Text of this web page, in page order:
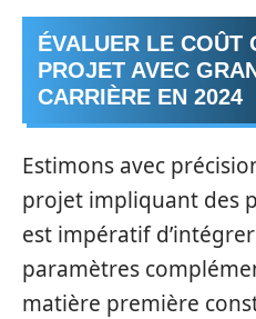
ÉVALUER LE COÛT
PROJET AVEC
CARRIÈRE EN 2024
Estimons avec
projet impliquant des
est impératif
paramètres
matière première